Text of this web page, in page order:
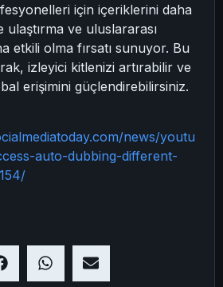
için içeriklerini daha
ulaştırma ve uluslararası
etkili olma fırsatı sunuyor. Bu
izleyici kitlenizi artırabilir ve
erişimini güçlendirebilirsiniz.
news/youtu
auto-dubbing-different-